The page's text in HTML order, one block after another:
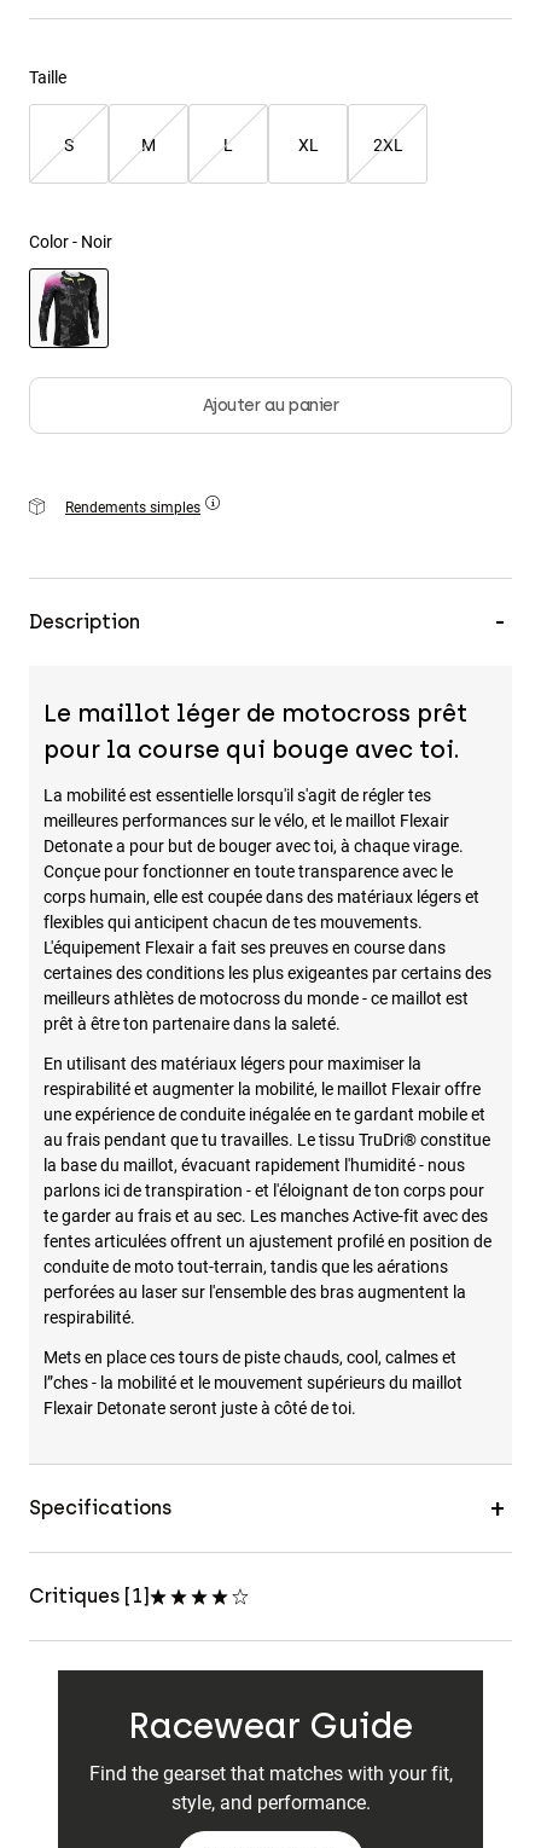
Hats
Shirts
Shorts
Tout acheter
Taille
S M L XL 2XL
Color - Noir
Ajouter au panier
Rendements simples
Description
Le maillot léger de motocross prêt
pour la course qui bouge avec toi.
La mobilité est essentielle lorsqu'il s'agit de régler tes
meilleures performances sur le vélo, et le maillot Flexair
Detonate a pour but de bouger avec toi, à chaque virage.
Conçue pour fonctionner en toute transparence avec le
corps humain, elle est coupée dans des matériaux légers et
flexibles qui anticipent chacun de tes mouvements.
L'équipement Flexair a fait ses preuves en course dans
certaines des conditions les plus exigeantes par certains des
meilleurs athlètes de motocross du monde - ce maillot est
prêt à être ton partenaire dans la saleté.
En utilisant des matériaux légers pour maximiser la
respirabilité et augmenter la mobilité, le maillot Flexair offre
une expérience de conduite inégalée en te gardant mobile et
au frais pendant que tu travailles. Le tissu TruDri® constitue
la base du maillot, évacuant rapidement l'humidité - nous
parlons ici de transpiration - et l'éloignant de ton corps pour
te garder au frais et au sec. Les manches Active-fit avec des
fentes articulées offrent un ajustement profilé en position de
conduite de moto tout-terrain, tandis que les aérations
perforées au laser sur l'ensemble des bras augmentent la
respirabilité.
Mets en place ces tours de piste chauds, cool, calmes et
l”ches - la mobilité et le mouvement supérieurs du maillot
Flexair Detonate seront juste à côté de toi.
Specifications
Critiques [1]
Racewear Guide
Find the gearset that matches with your fit,
style, and performance.